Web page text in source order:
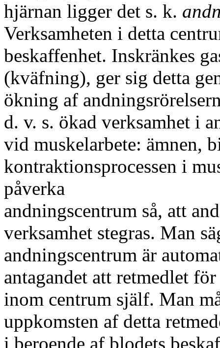
hjärnan ligger det s. k.
Verksamheten i detta
beskaffenhet. Inskränkes
(kväfning), ger sig detta
ökning af
d. v. s. ökad verksamhet i
vid muskelarbete: ämnen,
kontraktionsprocessen i
påverka
andningscentrum så, att
verksamhet stegras. Man
andningscentrum är
antagandet att retmedlet
inom centrum själf. Man
uppkomsten af detta
i beroende af blodets